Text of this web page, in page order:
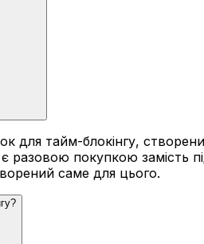
для тайм-блокінгу,
разовою покупкою замість
саме для цього.